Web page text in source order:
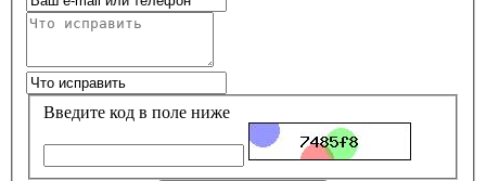
Введите код в поле ниже